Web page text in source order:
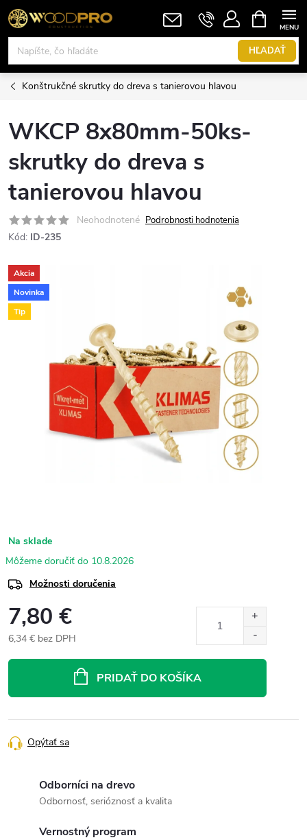
Prejsť
na
obsah
HĽADAŤ
KOŠÍK
Konštrukčné skrutky do dreva s tanierovou hlavou
WKCP 8x80mm-50ks-
skrutky do dreva s
tanierovou hlavou
Neohodnotené Podrobnosti hodnotenia
Kód: ID-235
Akcia
Novinka
Tip
Na sklade
10.8.2026
Možnosti doručenia
7,80 €
6,34 € bez DPH
PRIDAŤ DO KOŠÍKA
Opýtať sa
Odborníci na drevo
Odbornosť, serióznosť a kvalita
Vernostný program